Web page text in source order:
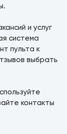
и услуг
система
пульта к
выбрать
контакты